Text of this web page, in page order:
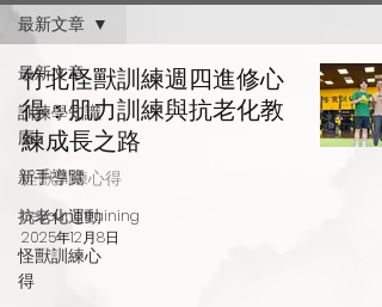
最新文章
訓練學知識
庫
新手導覽
抗老化運動
怪獸訓練心
得
最新文章
竹北怪獸訓練週四進修心
得：肌力訓練與抗老化教
練成長之路
怪獸訓練心得
beyoungtraining
2025年12月8日